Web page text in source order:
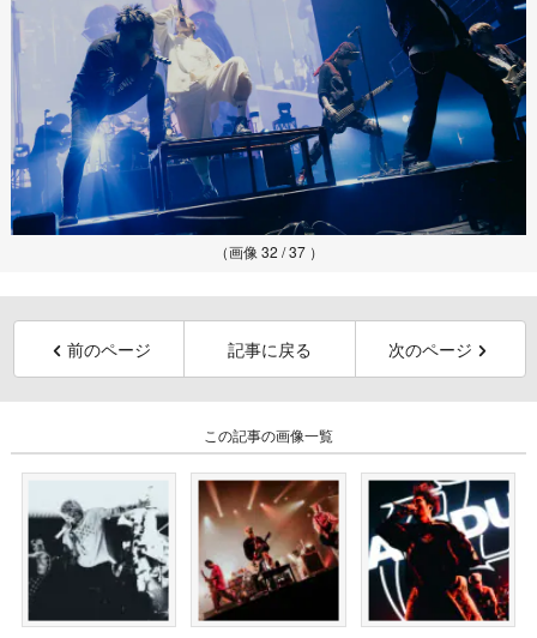
（画像 32 / 37 ）
前のページ 記事に戻る 次のページ
この記事の画像一覧